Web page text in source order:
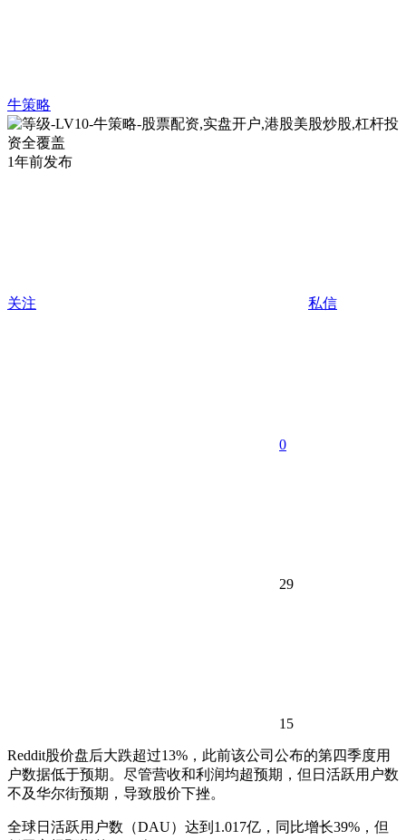
牛策略
1年前发布
关注 私信
0
29
15
Reddit股价盘后大跌超过13%，此前该公司公布的第四季度用
户数据低于预期。尽管营收和利润均超预期，但日活跃用户数
不及华尔街预期，导致股价下挫。
全球日活跃用户数（DAU）达到1.017亿，同比增长39%，但